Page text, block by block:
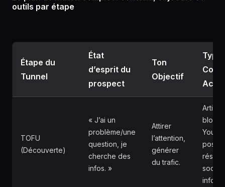
outils par étape
Étape du
Tunnel
État
d’esprit du
prospect
Ton
Objectif
Type
TOFU
(Découverte)
« J’ai un
problème/une
question, je
cherche des
infos. »
Attirer
l’attention,
générer
du trafic.
blog,
posts